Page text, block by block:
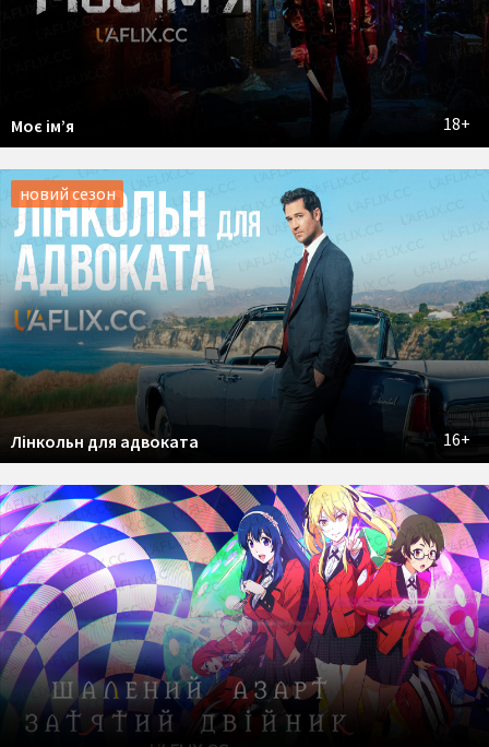
18+
Моє ім’я
новий сезон
16+
Лінкольн для адвоката